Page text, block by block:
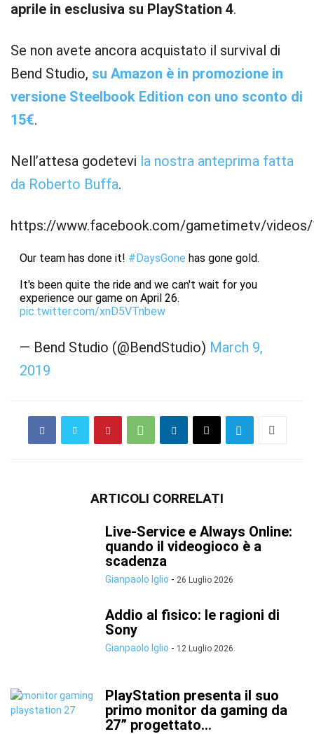
aprile in esclusiva su PlayStation 4.
Se non avete ancora acquistato il survival di
Bend Studio, su Amazon è in promozione in
versione Steelbook Edition con uno sconto di
15€.
Nell’attesa godetevi la nostra anteprima fatta
da Roberto Buffa.
https://www.facebook.com/gametimetv/
Our team has done it! #DaysGone has gone gold.
It's been quite the ride and we can't wait for you
experience our game on April 26.
pic.twitter.com/xnD5VTnbew
— Bend Studio (@BendStudio) March 9,
2019
ARTICOLI CORRELATI
Live-Service e Always Online:
quando il videogioco è a
scadenza
Gianpaolo Iglio - 26 Luglio 2026
Addio al fisico: le ragioni di
Sony
Gianpaolo Iglio - 12 Luglio 2026
PlayStation presenta il suo
primo monitor da gaming da
27” progettato...